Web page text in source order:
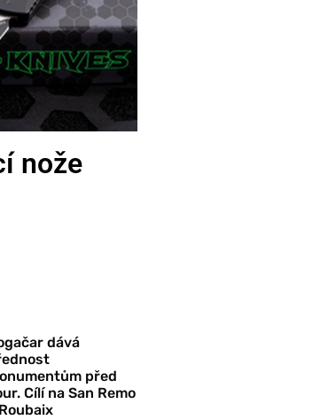
nože
dává
před
Cílí na San Remo